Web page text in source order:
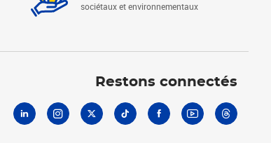
sociétaux et environnementaux
Restons connectés